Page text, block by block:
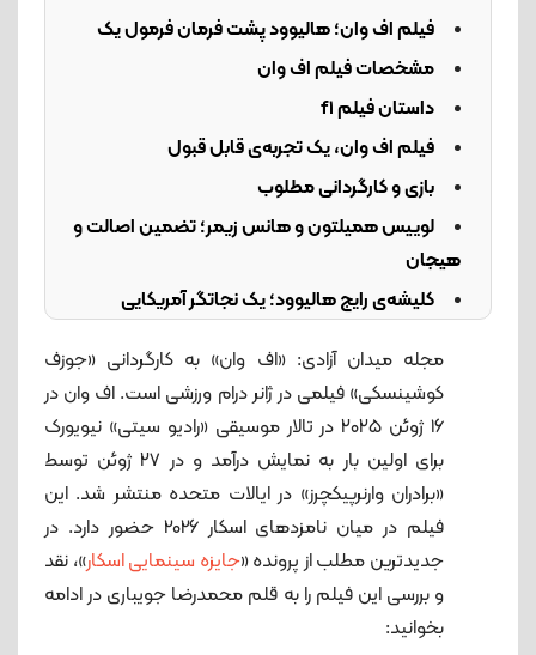
فیلم اف وان؛ هالیوود پشت فرمان فرمول یک
مشخصات فیلم اف وان
داستان فیلم f1
فیلم اف وان، یک تجربه‌ی‌ قابل قبول
بازی و کارگردانی مطلوب
لوییس همیلتون و هانس زیمر؛ تضمین اصالت و
هیجان
کلیشه‌ی رایج هالیوود؛ یک نجاتگر آمریکایی
مجله میدان آزادی: «اف وان» به کارگردانی «جوزف
کوشینسکی» فیلمی در ژانر درام ورزشی است. اف وان در
۱۶ ژوئن ۲۰۲۵ در تالار موسیقی «رادیو سیتی» نیویورک
برای اولین بار به نمایش درآمد و در ۲۷ ژوئن توسط
«برادران وارنرپیکچرز» در ایالات متحده منتشر شد. این
فیلم در میان نامزدهای اسکار 2026 حضور دارد. در
جدیدترین مطلب از پرونده «جایزه سینمایی اسکار»، نقد
و بررسی این فیلم را به قلم محمدرضا جویباری در ادامه
بخوانید: